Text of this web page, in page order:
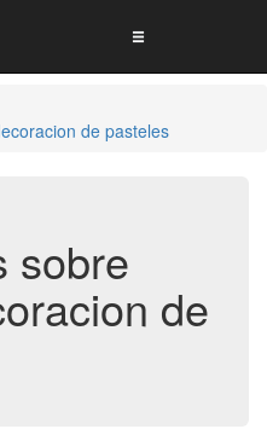
de pasteles
sobre
de